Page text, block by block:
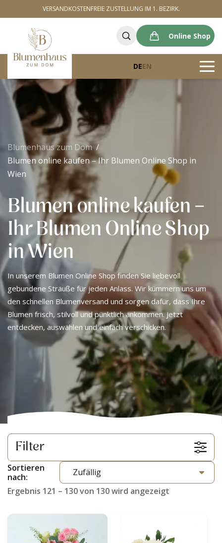
VERSANDKOSTENFREIE ZUSTELLUNG IM 1. BEZIRK.
Online Shop
DEEN
Blumenhaus zum Dom
Blumen online kaufen – Ihr Blumen Online Shop in
Wien
Blumen online kaufen –
Ihr Blumen Online Shop
in Wien
In unserem Blumen Online Shop finden Sie liebevoll
gebundene Sträuße für jeden Anlass. Wir kümmern uns um
den schnellen Blumenversand und sorgen dafür, dass Ihre
Blumen frisch, stilvoll und pünktlich ankommen. Jetzt
entdecken, auswählen und einfach verschicken.
Filter
Sortieren
nach:
Ergebnis 121 – 130 von 130 wird angezeigt